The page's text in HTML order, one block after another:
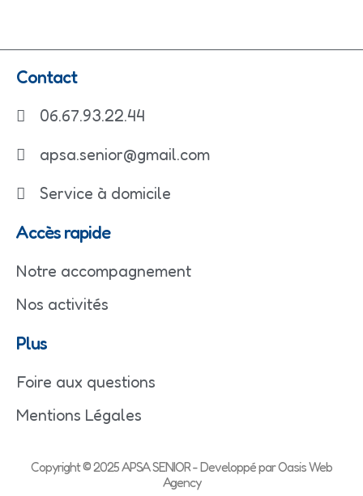
Contact
06.67.93.22.44
apsa.senior@gmail.com
Service à domicile
Accès rapide
Notre accompagnement
Nos activités
Plus
Foire aux questions
Mentions Légales
Copyright © 2025 APSA SENIOR - Developpé par Oasis Web
Agency